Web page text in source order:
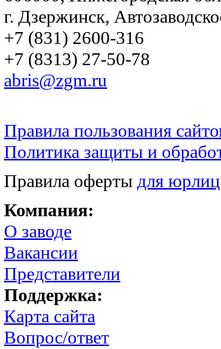
г. Дзержинск,
+7 (831) 2600-316
+7 (8313) 27-50-78
abris@zgm.ru
Правила пользования
Политика защиты и
Правила оферты для
Компания:
О заводе
Вакансии
Представители
Поддержка:
Карта сайта
Вопрос/ответ